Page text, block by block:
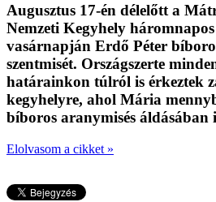
Augusztus 17-én délelőtt a
Nemzeti Kegyhely
vasárnapján Erdő Péter
szentmisét. Országszerte
határainkon túlról is érkeztek
kegyhelyre, ahol Mária
bíboros aranymisés áldásában
Elolvasom a cikket »